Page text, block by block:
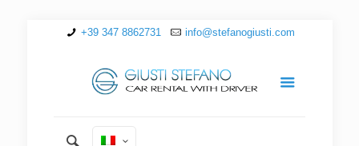
+39 347 8862731 info@stefanogiusti.com